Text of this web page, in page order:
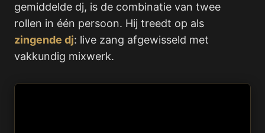
gemiddelde dj, is de combinatie van twee
rollen in één persoon. Hij treedt op als
zingende dj: live zang afgewisseld met
vakkundig mixwerk.